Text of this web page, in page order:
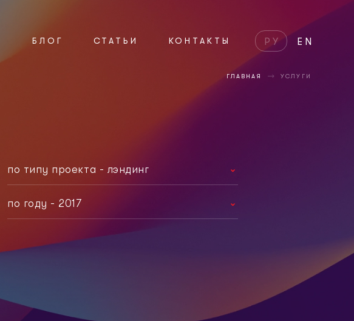
БЛОГ СТАТЬИ КОНТАКТЫ РУ EN
ГЛАВНАЯ УСЛУГИ
по типу проекта - лэндинг
любой тип
логотип
лэндинг
по году - 2017
2019